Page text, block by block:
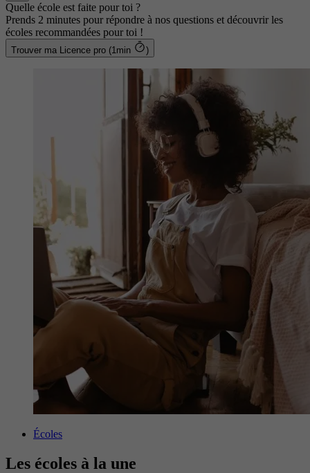
Quelle école est faite pour toi ?
Prends 2 minutes pour répondre à nos questions et découvrir les
écoles recommandées pour toi !
Trouver ma Licence pro (1min )
Écoles
Les écoles à la une